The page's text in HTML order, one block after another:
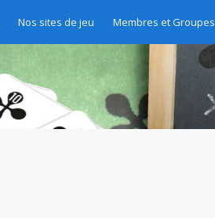
Nos sites de jeu Membres et Groupes